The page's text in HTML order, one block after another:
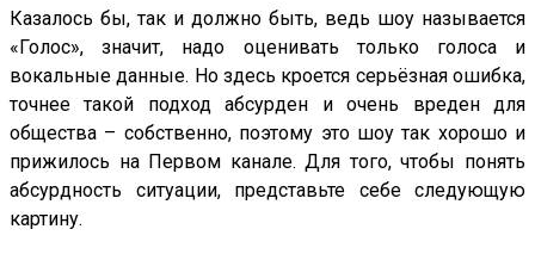
Казалось бы, так и должно быть, ведь шоу называется
«Голос», значит, надо оценивать только голоса и
вокальные данные. Но здесь кроется серьёзная ошибка,
точнее такой подход абсурден и очень вреден для
общества – собственно, поэтому это шоу так хорошо и
прижилось на Первом канале. Для того, чтобы понять
абсурдность ситуации, представьте себе следующую
картину.